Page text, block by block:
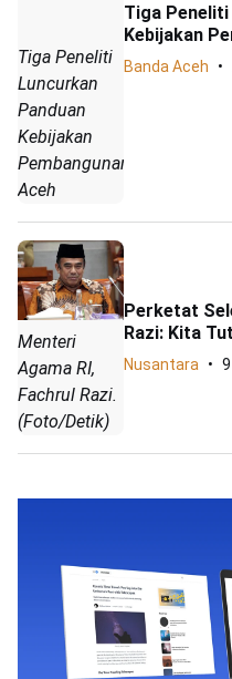
Tiga Peneliti
Luncurkan
Panduan
Kebijakan
Pembangunan
Aceh
Tiga Peneliti
Kebijakan
Banda Aceh
Menteri
Agama RI,
Fachrul Razi.
(Foto/Detik)
Perketat
Razi: Kita
Nusantara